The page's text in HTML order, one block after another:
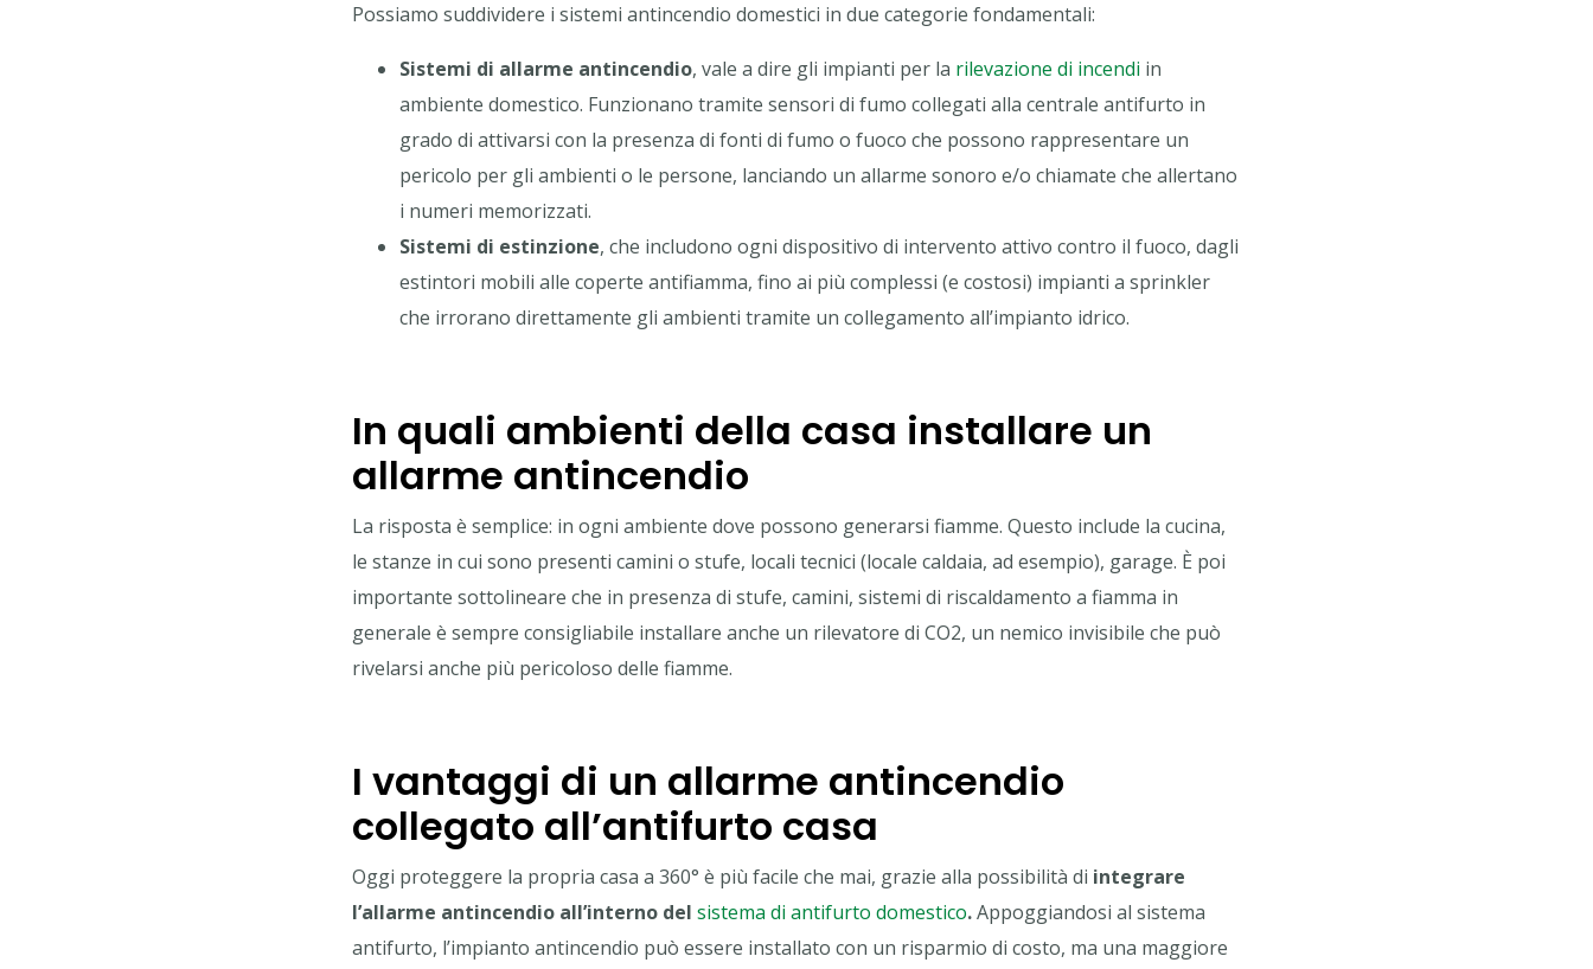
Possiamo suddividere i sistemi antincendio domestici in due categorie fondamentali:
Sistemi di allarme antincendio, vale a dire gli impianti per la rilevazione di incendi in
ambiente domestico. Funzionano tramite sensori di fumo collegati alla centrale antifurto in
grado di attivarsi con la presenza di fonti di fumo o fuoco che possono rappresentare un
pericolo per gli ambienti o le persone, lanciando un allarme sonoro e/o chiamate che allertano
i numeri memorizzati.
Sistemi di estinzione, che includono ogni dispositivo di intervento attivo contro il fuoco, dagli
estintori mobili alle coperte antifiamma, fino ai più complessi (e costosi) impianti a sprinkler
che irrorano direttamente gli ambienti tramite un collegamento all’impianto idrico.
In quali ambienti della casa installare un
allarme antincendio
La risposta è semplice: in ogni ambiente dove possono generarsi fiamme. Questo include la cucina,
le stanze in cui sono presenti camini o stufe, locali tecnici (locale caldaia, ad esempio), garage. È poi
importante sottolineare che in presenza di stufe, camini, sistemi di riscaldamento a fiamma in
generale è sempre consigliabile installare anche un rilevatore di CO2, un nemico invisibile che può
rivelarsi anche più pericoloso delle fiamme.
I vantaggi di un allarme antincendio
collegato all’antifurto casa
Oggi proteggere la propria casa a 360° è più facile che mai, grazie alla possibilità di integrare
l’allarme antincendio all’interno del sistema di antifurto domestico.Appoggiandosi al sistema
antifurto, l’impianto antincendio può essere installato con un risparmio di costo, ma una maggiore